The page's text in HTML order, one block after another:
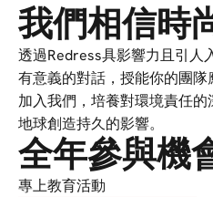
我們相信時
透過Redress具影響力且引人
有意義的對話，授能你的團隊
加入我們，培養對環境責任
地球創造持久的影響。
全年參與機
專上教育活動